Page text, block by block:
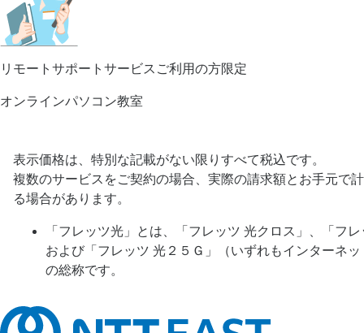
リモートサポートサービスご利用の方限定
オンラインパソコン教室
表示価格は、特別な記載がない限りすべて税込です。
複数のサービスをご契約の場合、実際の請求額とお手元で
る場合があります。
「フレッツ光」とは、「フレッツ 光クロス」、「フ
および「フレッツ 光２５Ｇ」（いずれもインターネ
の総称です。